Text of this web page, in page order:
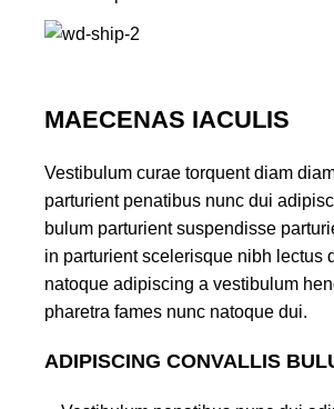
MAECENAS IACULIS
Vestibulum curae torquent diam
parturient penatibus nunc dui
bulum parturient suspendisse
in parturient scelerisque nibh lectus
natoque adipiscing a vestibulum
pharetra fames nunc natoque dui.
ADIPISCING CONVALLIS